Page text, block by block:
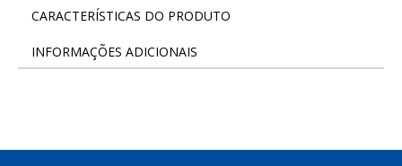
CARACTERÍSTICAS DO PRODUTO
INFORMAÇÕES ADICIONAIS